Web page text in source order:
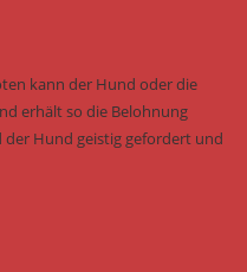
kann der Hund oder die
erhält so die Belohnung
Hund geistig gefordert und